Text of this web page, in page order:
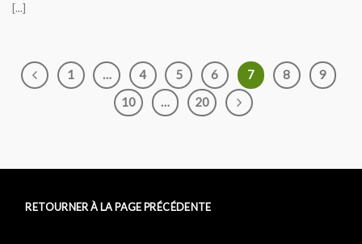
[...]
1 … 4 5 6 7 8
9
10
… 20
RETOURNER À LA PAGE PRÉCÉDENTE